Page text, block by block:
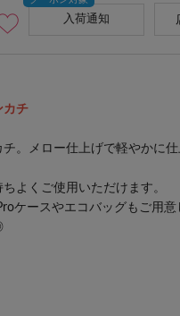
入荷通知
カチ
。メロー仕上げで軽やかに仕
よくご使用いただけます。
ケースやエコバッグもご用